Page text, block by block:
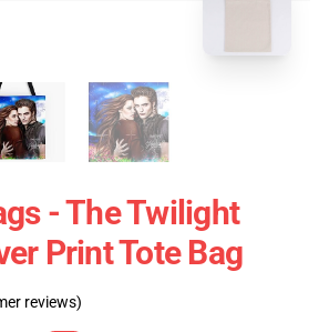
- The Twilight
Print Tote Bag
reviews)